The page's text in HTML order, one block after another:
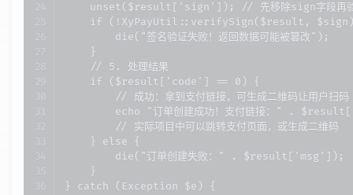
unset($result['sign']); // 先移除sign字段再
if (!XyPayUtil::verifySign($result,
        die("签名验证失败！返回数据可能被篡改");
    }
    // 5. 处理结果
    if ($result['code'] == 0) {
        // 成功：拿到支付链接，可生成二维码让用户扫码
echo "订单创建成功！支付链接：" .
        // 实际项目中可以跳转支付页面，或生成二维码
    } else {
        die("订单创建失败：" . $result['msg']);
    }
} catch (Exception $e) {